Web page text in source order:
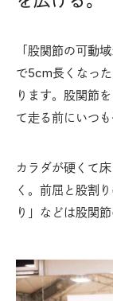
「股関節の可動
で5cm長くなっ
ります。股関節
て走る前にいつも
カラダが硬くて
く。前屈と股割
り」などは股関